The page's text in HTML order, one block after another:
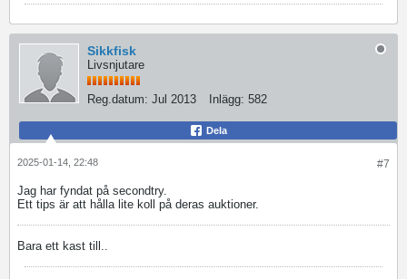
Sikkfisk
Livsnjutare
Reg.datum: Jul 2013 Inlägg: 582
Dela
#7
2025-01-14, 22:48
Jag har fyndat på secondtry.
Ett tips är att hålla lite koll på deras auktioner.
Bara ett kast till..